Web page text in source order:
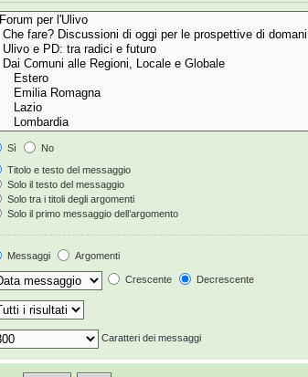
Sì
No
Titolo e testo del messaggio
Solo il testo del messaggio
Solo tra i titoli degli argomenti
Solo il primo messaggio dell’argomento
Messaggi
Argomenti
Crescente Decrescente
Caratteri dei messaggi